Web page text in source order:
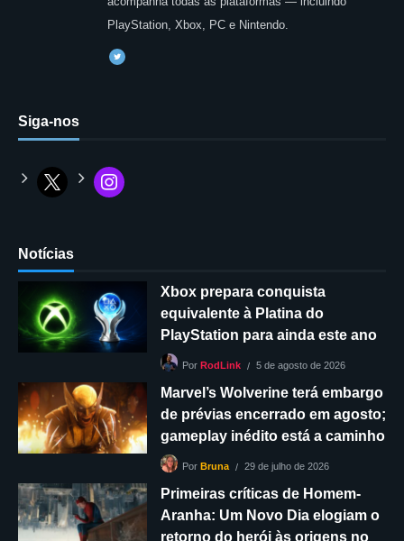
PlayStation, Xbox, PC e Nintendo.
Siga-nos
Notícias
Xbox prepara conquista
equivalente à Platina do
PlayStation para ainda este ano
Por RodLink 5 de agosto de 2026
Marvel’s Wolverine terá embargo
de prévias encerrado em agosto;
gameplay inédito está a caminho
Por Bruna 29 de julho de 2026
Primeiras críticas de Homem-
Aranha: Um Novo Dia elogiam o
retorno do herói às origens no